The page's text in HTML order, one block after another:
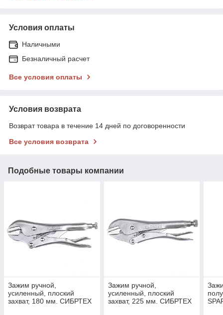
Условия оплаты
Наличными
Безналичный расчет
Все условия оплаты
Условия возврата
Возврат товара в течение 14 дней по договоренности
Все условия возврата
Подобные товары компании
Зажим ручной,
усиленный, плоский
захват, 180 мм. СИБРТЕХ
Зажим ручной,
усиленный, плоский
захват, 225 мм. СИБРТЕХ